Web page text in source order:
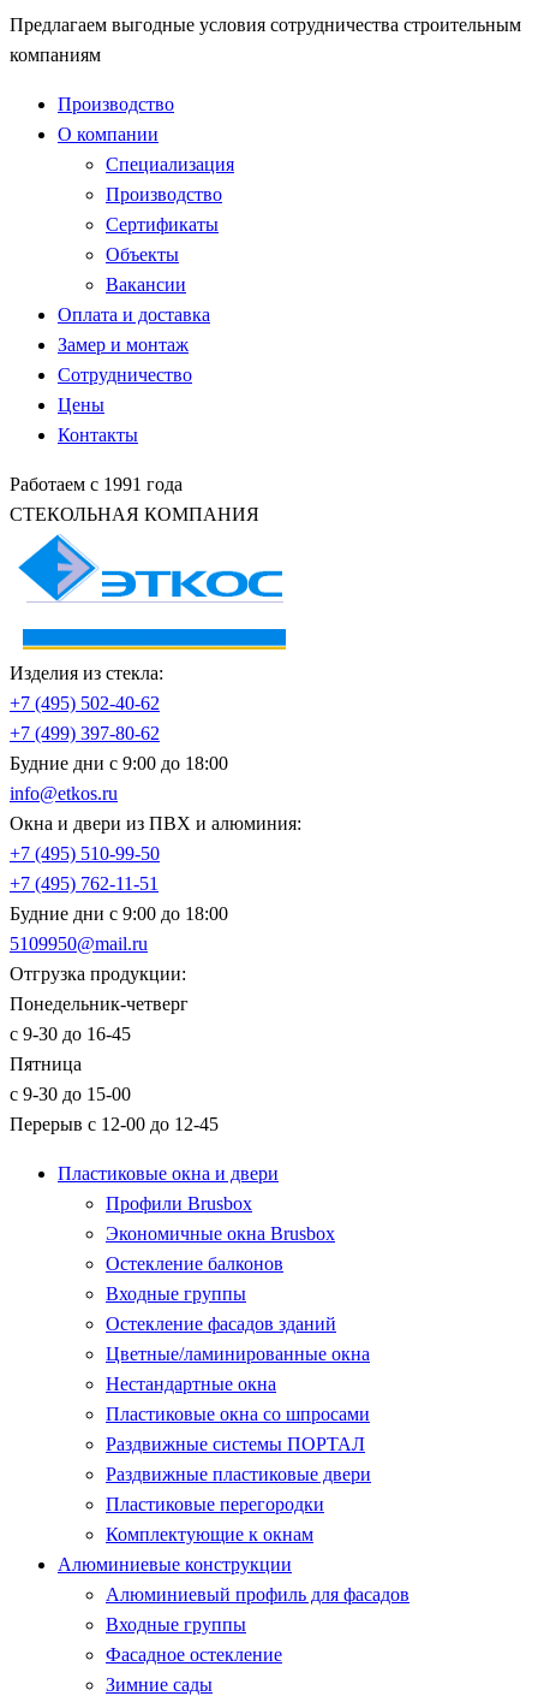
Предлагаем выгодные условия сотрудничества строительным
компаниям
Производство
О компании
Специализация
Производство
Сертификаты
Объекты
Вакансии
Оплата и доставка
Замер и монтаж
Сотрудничество
Цены
Контакты
Работаем с 1991 года
СТЕКОЛЬНАЯ КОМПАНИЯ
Изделия из стекла:
+7 (495) 502-40-62
+7 (499) 397-80-62
Будние дни с 9:00 до 18:00
info@etkos.ru
Окна и двери из ПВХ и алюминия:
+7 (495) 510-99-50
+7 (495) 762-11-51
Будние дни с 9:00 до 18:00
5109950@mail.ru
Отгрузка продукции:
Понедельник-четверг
с 9-30 до 16-45
Пятница
с 9-30 до 15-00
Перерыв с 12-00 до 12-45
Пластиковые окна и двери
Профили Brusbox
Экономичные окна Brusbox
Остекление балконов
Входные группы
Остекление фасадов зданий
Цветные/ламинированные окна
Нестандартные окна
Пластиковые окна со шпросами
Раздвижные системы ПОРТАЛ
Раздвижные пластиковые двери
Пластиковые перегородки
Комплектующие к окнам
Алюминиевые конструкции
Алюминиевый профиль для фасадов
Входные группы
Фасадное остекление
Зимние сады